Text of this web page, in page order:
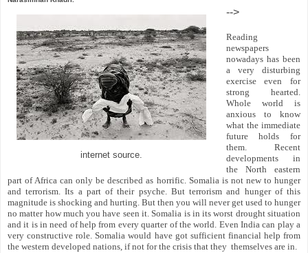
-->
internet source.
Reading
newspapers
nowadays has been
a very disturbing
exercise even for
strong hearted.
Whole world is
anxious to know
what the immediate
future holds for
them. Recent
developments in
the North eastern
part of Africa can only be described as horrific. Somalia is not new to hunger
and terrorism. Its a part of their psyche. But terrorism and hunger of this
magnitude is shocking and hurting. But then you will never get used to hunger
no matter how much you have seen it. Somalia is in its worst drought situation
and it is in need of help from every quarter of the world. Even India can play a
very constructive role. Somalia would have got sufficient financial help from
the western developed nations, if not for the crisis that they themselves are in.